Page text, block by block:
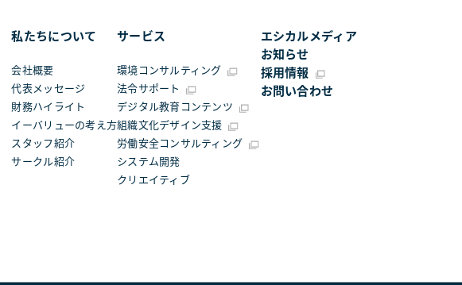
私たちについて
会社概要
代表メッセージ
財務ハイライト
イーバリューの考え方
スタッフ紹介
サークル紹介
サービス
環境コンサルティング
法令サポート
デジタル教育コンテンツ
組織文化デザイン支援
労働安全コンサルティング
システム開発
クリエイティブ
エシカルメディア
お知らせ
採用情報
お問い合わせ